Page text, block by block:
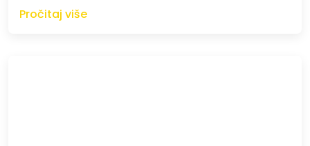
Pročitaj više